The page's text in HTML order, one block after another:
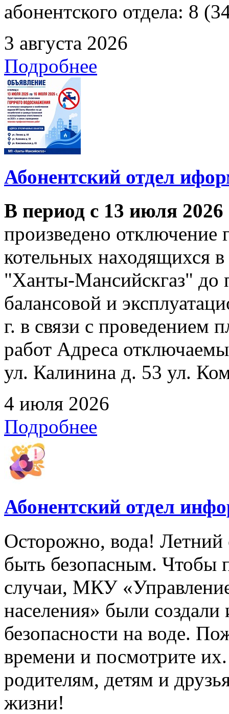
абонентского отдела: 8
3 августа 2026
Подробнее
Абонентский отдел
В период с 13 июля
произведено отключение
котельных находящихся
"Ханты-Мансийскгаз" до
балансовой и
г. в связи с проведением
работ Адреса
ул. Калинина д. 53 ул.
4 июля 2026
Подробнее
Абонентский отдел
Осторожно, вода! Летний
быть безопасным. Чтобы
случаи, МКУ
населения» были
безопасности на воде.
времени и посмотрите
родителям, детям и
жизни!